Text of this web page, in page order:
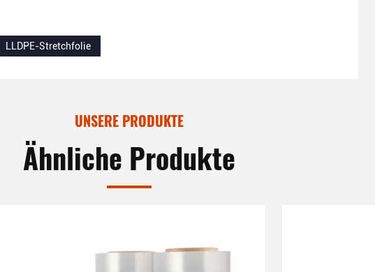
LLDPE-Stretchfolie
UNSERE PRODUKTE
Ähnliche Produkte